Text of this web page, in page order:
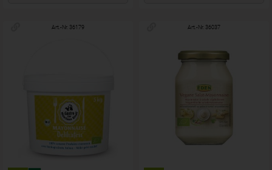
Art.-Nr. 36179 Art.-Nr. 36037